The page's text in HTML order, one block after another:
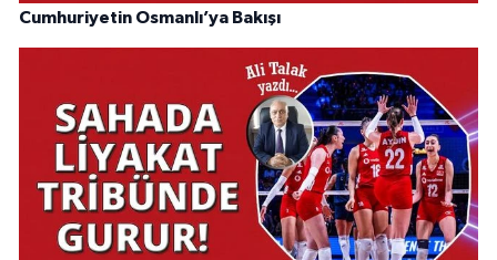
Cumhuriyetin Osmanlı’ya Bakışı